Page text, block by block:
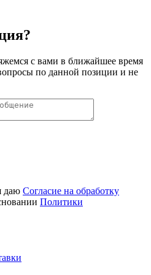
с вами в ближайшее время
по данной позиции и не
даю Согласие на обработку
Политики